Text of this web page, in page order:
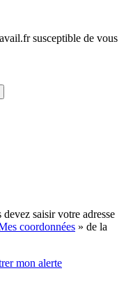
susceptible de vous
saisir votre adresse
coordonnées » de la
mon alerte